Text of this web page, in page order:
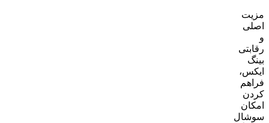
مزیت
اصلی
و
رقابتی
بینگ
ایکس،
فراهم
کردن
امکان
سوشال